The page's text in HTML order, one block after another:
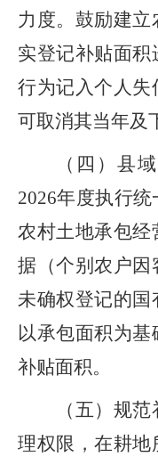
力度。鼓励建立
实登记补贴面
行为记入个人失
可取消其当年及
（四） 县
2026年度执行统
农村土地承包经
据 （个别农户因
未确权登记的国
以承包面积为基
补贴面积。
（五） 规范
理权限，在耕地